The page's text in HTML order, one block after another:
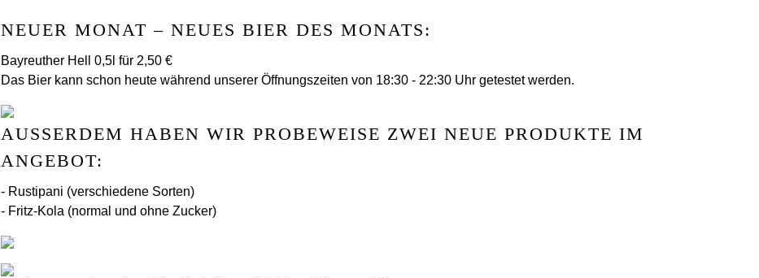
NEUER MONAT – NEUES BIER DES MONATS:
Bayreuther Hell 0,5l für 2,50 €
Das Bier kann schon heute während unserer Öffnungszeiten von 18:30 - 22:30 Uhr getestet werden.
AUSSERDEM HABEN WIR PROBEWEISE ZWEI NEUE PRODUKTE IM A
NGEBOT:
- Rustipani (verschiedene Sorten)
- Fritz-Kola (normal und ohne Zucker)